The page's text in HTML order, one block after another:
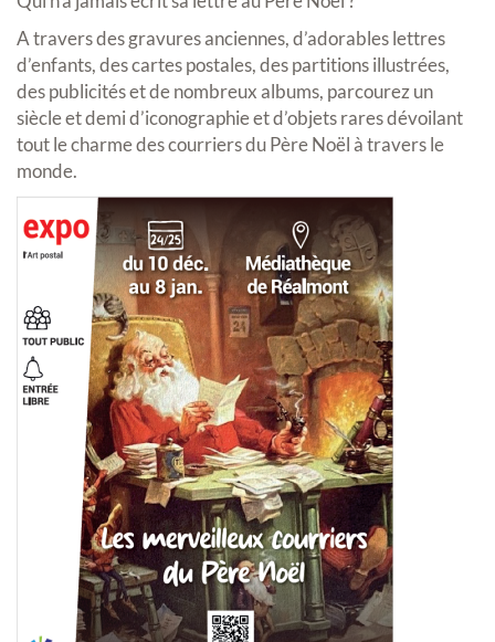
A travers des gravures anciennes, d’adorables lettres
d’enfants, des cartes postales, des partitions illustrées,
des publicités et de nombreux albums, parcourez un
siècle et demi d’iconographie et d’objets rares dévoilant
tout le charme des courriers du Père Noël à travers le
monde.